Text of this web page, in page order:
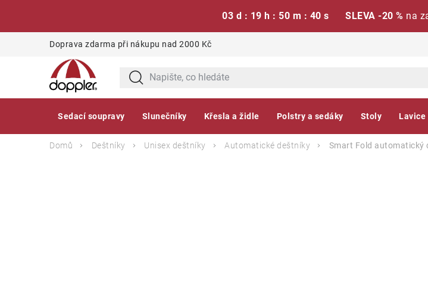
03 d : 19 h : 50 m : 39 s SLEVA -20 % na
Doprava zdarma při nákupu nad 2000 Kč
Sedací soupravy Slunečníky Křesla a židle Polstry a sedáky Stoly Lavice
Domů Deštníky Unisex deštníky Automatické deštníky Smart Fold automatický